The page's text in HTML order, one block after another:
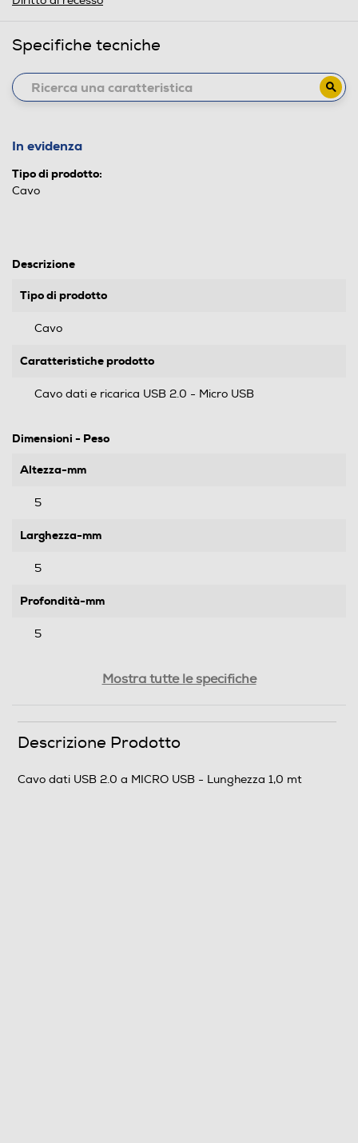
Specifiche tecniche
In evidenza
Tipo di prodotto:
Cavo
Descrizione
Tipo di prodotto
Cavo
Caratteristiche prodotto
Cavo dati e ricarica USB 2.0 - Micro USB
Dimensioni - Peso
Altezza-mm
5
Larghezza-mm
5
Profondità-mm
5
Informazioni sulla sicurezza del prodotto
Clicca qui
Mostra tutte le specifiche
Descrizione Prodotto
Cavo dati USB 2.0 a MICRO USB - Lunghezza 1,0 mt